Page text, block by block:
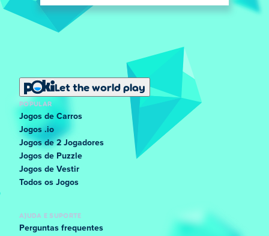
Let the world play
POPULAR
Jogos de Carros
Jogos .io
Jogos de 2 Jogadores
Jogos de Puzzle
Jogos de Vestir
Todos os Jogos
AJUDA E SUPORTE
Perguntas frequentes